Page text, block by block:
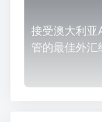
接受澳大利亚
管的最佳外汇